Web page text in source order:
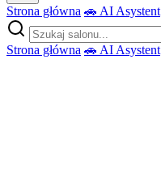
Strona główna 🚗 AI Asystent
Strona główna 🚗 AI Asystent